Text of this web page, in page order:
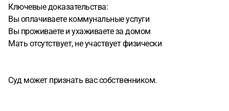
Ключевые доказательства:
Вы оплачиваете коммунальные услуги
Вы проживаете и ухаживаете за домом
Мать отсутствует, не участвует физически
Суд может признать вас собственником.